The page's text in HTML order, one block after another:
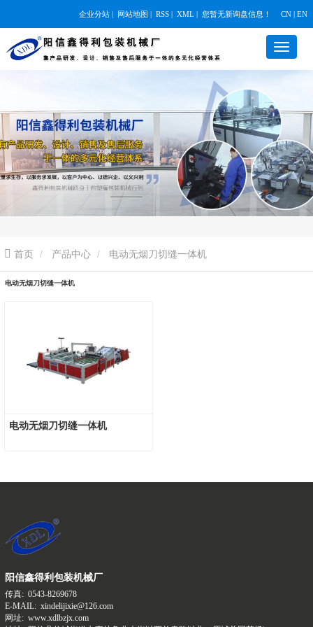
企业分站| 网站地图 | RSS| XML | 您暂无新询盘信息！ CN | EN
首页 产品中心 电动无烟刀切缝一体机
电动无烟刀切缝一体机
电动无烟刀切缝一体机
阳信鑫得利包装机械厂
传真: 0543-8269678
E-MAIL: xindelijixie@126.com
网址: www.xdlbzjx.com